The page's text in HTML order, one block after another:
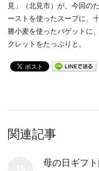
見」（北見市）が、今回の
ーストを使ったスープに、
勝小麦を使ったバゲットに
クレットをたっぷりと。
関連記事
母の日ギフ